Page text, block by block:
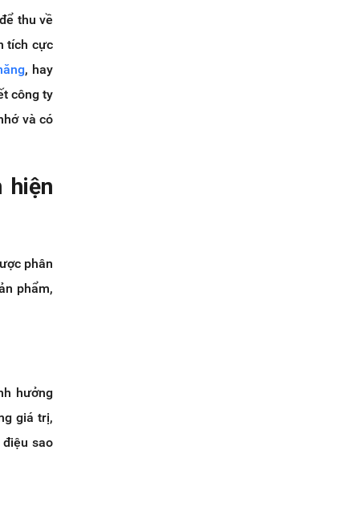
thu về
tích cực
, hay
công ty
và có
hiện
phân
phẩm,
hưởng
giá trị,
sao